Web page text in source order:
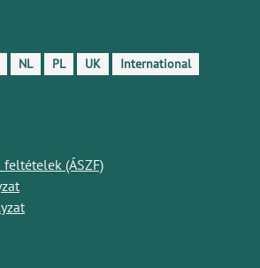
NL PL UK International
(ÁSZF)